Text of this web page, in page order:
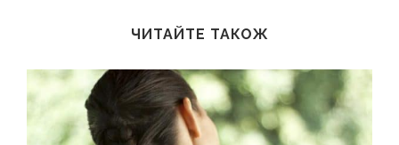
ЧИТАЙТЕ ТАКОЖ